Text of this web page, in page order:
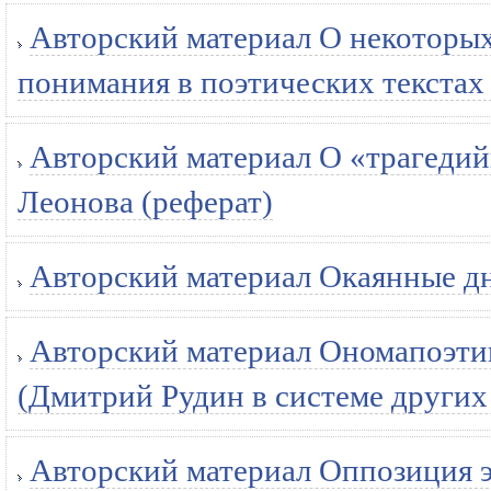
Авторский материал О
понимания в поэтических
Авторский материал О
Леонова (реферат)
Авторский материал Окаянные
Авторский материал
(Дмитрий Рудин в системе
Авторский материал Оппозиция